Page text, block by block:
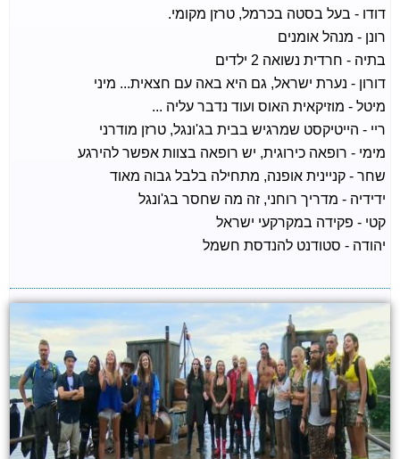
דודו - בעל בסטה בכרמל, טרזן מקומי.
רונן - מנהל אומנים
בתיה - חרדית נשואה 2 ילדים
דורון - נערת ישראל, גם היא באה עם חצאית... מיני
מיטל - מוזיקאית האוס ועוד נדבר עליה ...
ריי - הייטיקסט שמרגיש בבית בג'ונגל, טרזן מודרני
מימי - רופאה כירוגית, יש רופאה בצוות אפשר להירגע
שחר - קניינית אופנה, מתחילה בלבל גבוה מאוד
ידידיה - מדריך רוחני, זה מה שחסר בג'ונגל
קטי - פקידה במקרקעי ישראל
יהודה - סטודנט להנדסת חשמל